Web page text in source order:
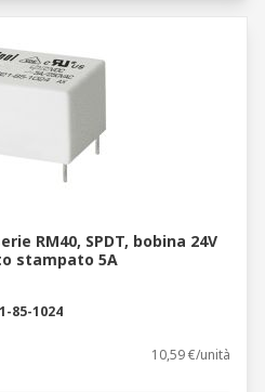
RM40, SPDT, bobina 24V
stampato 5A
85-1024
10,59 €/unità